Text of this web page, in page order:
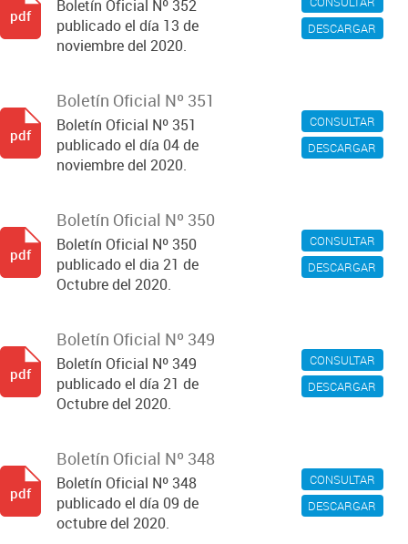
DESCARGAR
Boletín Oficial Nº 352
publicado el día 13 de
noviembre del 2020.
pdf
CONSULTAR
DESCARGAR
Boletín Oficial Nº 351
Boletín Oficial Nº 351
publicado el día 04 de
noviembre del 2020.
pdf
CONSULTAR
DESCARGAR
Boletín Oficial Nº 350
Boletín Oficial Nº 350
publicado el dia 21 de
Octubre del 2020.
pdf
CONSULTAR
DESCARGAR
Boletín Oficial Nº 349
Boletín Oficial Nº 349
publicado el día 21 de
Octubre del 2020.
pdf
CONSULTAR
DESCARGAR
Boletín Oficial Nº 348
Boletín Oficial Nº 348
publicado el día 09 de
octubre del 2020.
pdf